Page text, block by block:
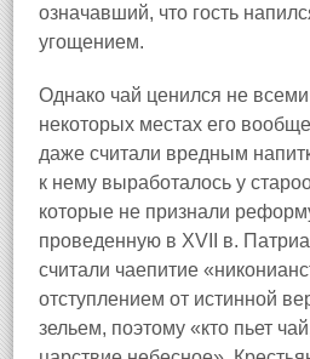
означавший, что гость
угощением.
Однако чай ценился не
некоторых местах его
даже считали вредным
к нему выработалось у
которые не признали
проведенную в XVII в.
считали чаепитие
отступлением от истинной
зельем, поэтому «кто пьет